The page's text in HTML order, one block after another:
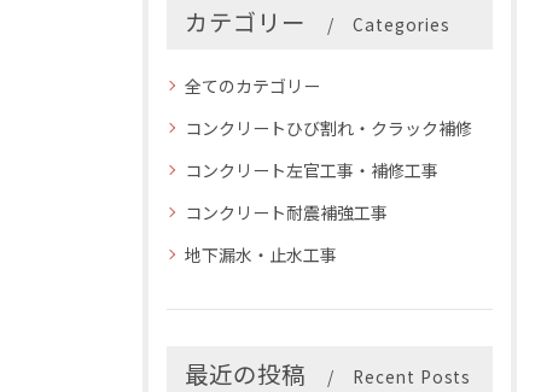
カテゴリー Categories
全てのカテゴリー
コンクリートひび割れ・クラック補修
コンクリート左官工事・補修工事
コンクリート耐震補強工事
地下漏水・止水工事
最近の投稿 Recent Posts